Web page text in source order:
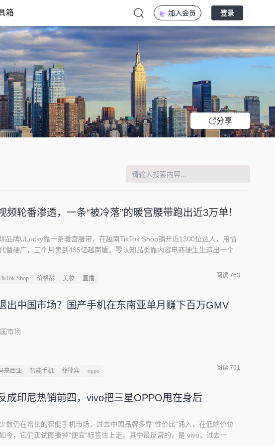
箱 加入会员 登录
分享
频轮番渗透，一条“被冷落”的暖宫腰带跑出近3万单！
品牌ULucky靠一条暖宫腰带，在越南TikTok Shop铺开近1300位达人，用情
替硬广，三个月卖到485亿越南盾。零认知品类靠内容电商硬生生造出一个
欧美年轻人跟着视频学中国人喝热水、做热敷、练中医养生，把"中国生活方
潮标签来追。中式养生第一次以如此具体的姿态，进入海外年轻人的屏幕。而
开。
Shop 价格战 美妆 直播 阅读 763
出中国市场？国产手机在东南亚单月赚下百万GMV
市场
来西亚 智能手机 菲律宾 oppo 阅读 791
成印尼热销前四，vivo把三星OPPO甩在身后
数仍在增长的智能手机市场，过去中国品牌多靠"性价比"涌入，在低端价位
今，它们正试图撕掉"便宜"标签往上走。其中最反常的，是 vivo。过去一